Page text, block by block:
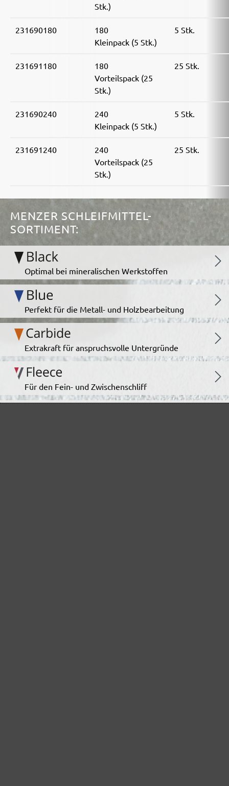
Stk.)
231690180
180
Kleinpack (5 Stk.)
5 Stk.
231691180
180
Vorteilspack (25
Stk.)
25 Stk.
231690240
240
Kleinpack (5 Stk.)
5 Stk.
231691240
240
Vorteilspack (25
Stk.)
25 Stk.
MENZER SCHLEIFMITTEL-
SORTIMENT:
Optimal bei mineralischen Werkstoffen
Perfekt für die Metall- und Holzbearbeitung
Extrakraft für anspruchsvolle Untergründe
Für den Fein- und Zwischenschliff